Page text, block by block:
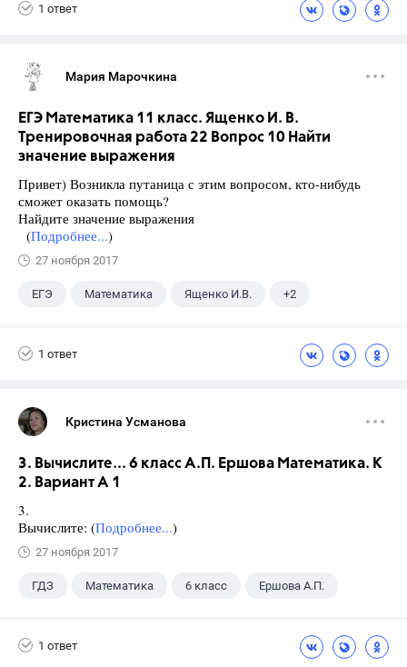
1 ответ
Мария Марочкина
ЕГЭ Математика 11 класс. Ященко И. В.
Тренировочная работа 22 Вопрос 10 Найти
значение выражения
Привет) Возникла путаница с этим вопросом, кто-нибудь
сможет оказать помощь?
Найдите значение выражения
(Подробнее...)
27 ноября 2017
ЕГЭ Математика Ященко И.В. +2
1 ответ
Кристина Усманова
3. Вычислите... 6 класс А.П. Ершова Математика. К
2. Вариант А 1
3.
Вычислите: (Подробнее...)
27 ноября 2017
ГДЗ Математика 6 класс Ершова А.П.
1 ответ